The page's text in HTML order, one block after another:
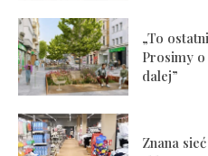
„To
Prosimy
dalej”
Znana